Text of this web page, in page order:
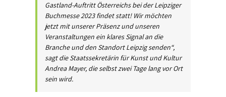
Gastland-Auftritt Österreichs bei der Leipziger
Buchmesse 2023 findet statt! Wir möchten
jetzt mit unserer Präsenz und unseren
Veranstaltungen ein klares Signal an die
Branche und den Standort Leipzig senden“,
sagt die Staatssekretärin für Kunst und Kultur
Andrea Mayer, die selbst zwei Tage lang vor Ort
sein wird.